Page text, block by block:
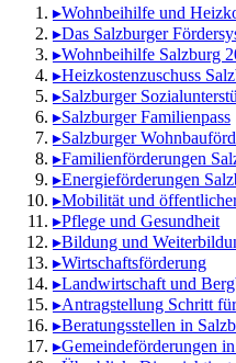
▸Wohnbeihilfe und
▸Das Salzburger
▸Wohnbeihilfe Salzburg
▸Heizkostenzuschuss
▸Salzburger
▸Salzburger Familienpass
▸Salzburger
▸Familienförderungen
▸Energieförderungen
▸Mobilität und
▸Pflege und Gesundheit
▸Bildung und
▸Wirtschaftsförderung
▸Landwirtschaft und
▸Antragstellung Schritt
▸Beratungsstellen in
▸Gemeindeförderungen